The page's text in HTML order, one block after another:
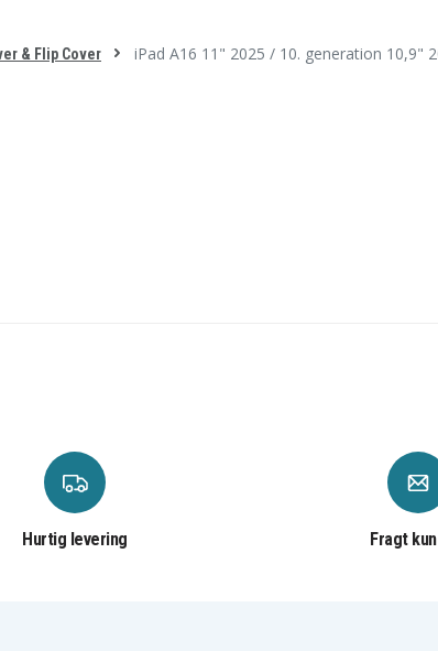
& Flip Cover iPad A16 11" 2025 / 10. generation 10,9"
Hurtig levering Fragt